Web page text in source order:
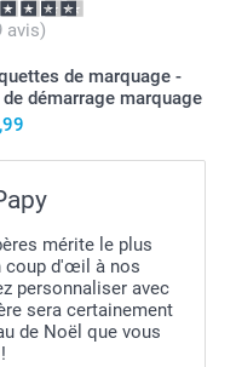
avis)
de marquage -
de démarrage marquage
mérite le plus
coup d'œil à nos
personnaliser avec
sera certainement
de Noël que vous